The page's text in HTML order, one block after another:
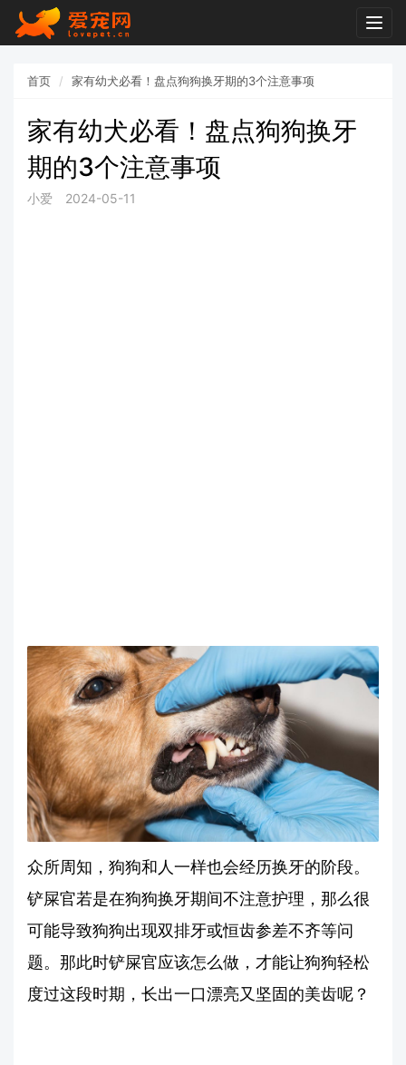
首页 家有幼犬必看！盘点狗狗换牙期的3个注意事项
家有幼犬必看！盘点狗狗换牙
期的3个注意事项
小爱 2024-05-11
众所周知，狗狗和人一样也会经历换牙的阶段。
铲屎官若是在狗狗换牙期间不注意护理，那么很
可能导致狗狗出现双排牙或恒齿参差不齐等问
题。那此时铲屎官应该怎么做，才能让狗狗轻松
度过这段时期，长出一口漂亮又坚固的美齿呢？